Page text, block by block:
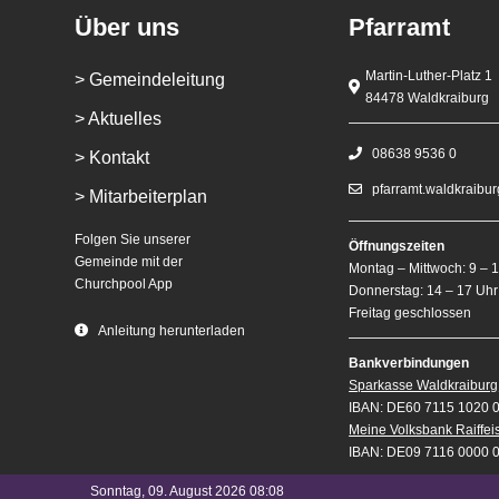
Über uns
> Gemeindeleitung
> Aktuelles
> Kontakt
> Mitarbeiterplan
Folgen Sie unserer
Gemeinde mit der
Churchpool App
Anleitung herunterladen
Pfarramt
Martin-Luther-Platz 1
84478 Waldkraiburg
08638 9536 0
Öffnungszeiten
Montag – Mittwoch: 9 –
Donnerstag: 14 – 17 Uhr
Freitag geschlossen
Bankverbindungen
Sparkasse Waldkraiburg
IBAN: DE60 7115 1020
Meine Volksbank
IBAN: DE09 7116 0000
Sonntag, 09. August 2026 08:08